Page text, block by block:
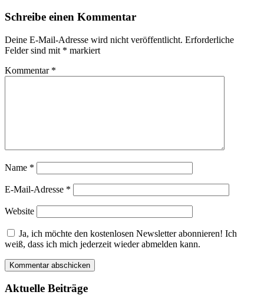
Schreibe einen Kommentar
Deine E-Mail-Adresse wird nicht veröffentlicht. Erforderliche
Felder sind mit * markiert
Kommentar *
Name *
E-Mail-Adresse *
Website
Ja, ich möchte den kostenlosen Newsletter abonnieren! Ich
weiß, dass ich mich jederzeit wieder abmelden kann.
Aktuelle Beiträge